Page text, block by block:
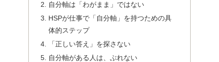
自分軸は「わがまま」ではない
HSPが仕事で「自分軸」を持つための具
体的ステップ
「正しい答え」を探さない
自分軸がある人は、ぶれない